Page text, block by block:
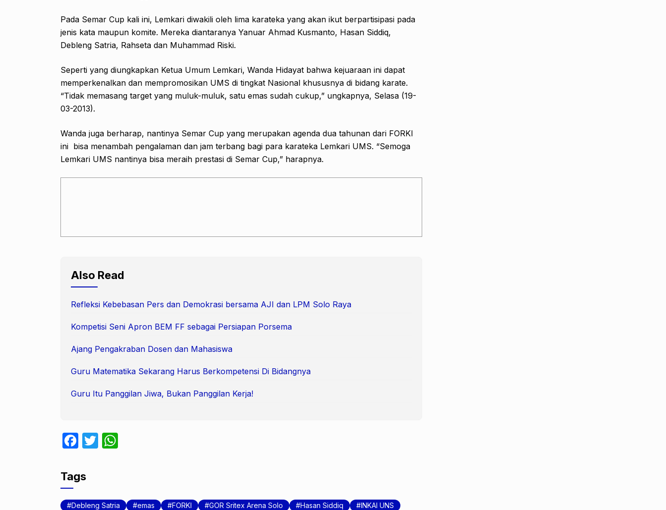
Pada Semar Cup kali ini, Lemkari diwakili oleh lima karateka yang akan ikut berpartisipasi pada
jenis kata maupun komite. Mereka diantaranya Yanuar Ahmad Kusmanto, Hasan Siddiq,
Debleng Satria, Rahseta dan Muhammad Riski.
Seperti yang diungkapkan Ketua Umum Lemkari, Wanda Hidayat bahwa kejuaraan ini dapat
memperkenalkan dan mempromosikan UMS di tingkat Nasional khususnya di bidang karate.
“Tidak memasang target yang muluk-muluk, satu emas sudah cukup,” ungkapnya, Selasa (19-
03-2013).
Wanda juga berharap, nantinya Semar Cup yang merupakan agenda dua tahunan dari FORKI
ini bisa menambah pengalaman dan jam terbang bagi para karateka Lemkari UMS. “Semoga
Lemkari UMS nantinya bisa meraih prestasi di Semar Cup,” harapnya.
Also Read
Refleksi Kebebasan Pers dan Demokrasi bersama AJI dan LPM Solo Raya
Kompetisi Seni Apron BEM FF sebagai Persiapan Porsema
Ajang Pengakraban Dosen dan Mahasiswa
Guru Matematika Sekarang Harus Berkompetensi Di Bidangnya
Guru Itu Panggilan Jiwa, Bukan Panggilan Kerja!
F
c
e
b
T
A
Tags
Debleng Satria emas FORKI GOR Sritex Arena Solo Hasan Siddiq
INKAI UNS